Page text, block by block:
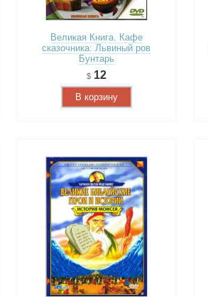
Великая Книга. Кафе
сказочника: Львиный ров
Бунтарь
12
В корзину